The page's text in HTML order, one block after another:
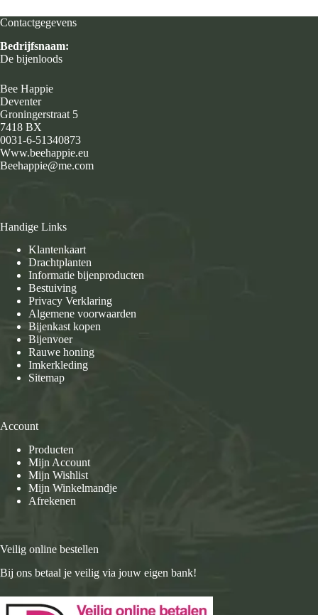
Contactgegevens
Bedrijfsnaam:
De bijenloods
Bee Happie
Deventer
Groningerstraat 5
7418 BX
0031-6-51340873
Www.beehappie.eu
Beehappie@me.com
Handige Links
Klantenkaart
Drachtplanten
Informatie bijenproducten
Bestuiving
Privacy Verklaring
Algemene voorwaarden
Bijenkast kopen
Bijenvoer
Rauwe honing
Imkerkleding
Sitemap
Account
Producten
Mijn Account
Mijn Wishlist
Mijn Winkelmandje
Afrekenen
Veilig online bestellen
Bij ons betaal je veilig via jouw eigen bank!